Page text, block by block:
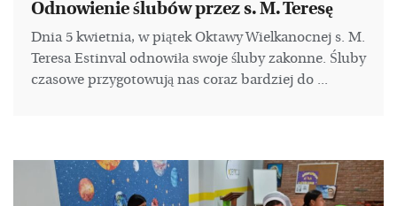
Odnowienie ślubów przez s. M. Teresę
Dnia 5 kwietnia, w piątek Oktawy Wielkanocnej s. M.
Teresa Estinval odnowiła swoje śluby zakonne. Śluby
czasowe przygotowują nas coraz bardziej do ...